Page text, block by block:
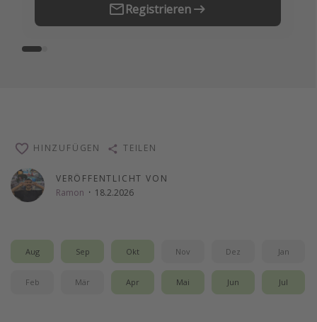
Registrieren
VERÖFFENTLICHT VON
Ramon · 18.2.2026
HINZUFÜGEN TEILEN
Aug Sep Okt Nov Dez Jan
Feb Mär Apr Mai Jun Jul